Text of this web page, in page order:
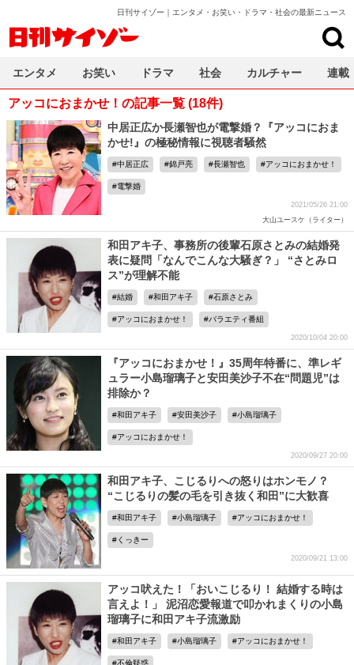
日刊サイゾー｜エンタメ・お笑い・ドラマ・社会の最新ニュース
アッコにおまかせ！の記事一覧 (18件)
中居正広か長瀬智也が電撃婚？『アッコにおま
かせ!』の極秘情報に視聴者騒然
中居正広 錦戸亮 長瀬智也 アッコにおまかせ！
電撃婚
2021/05/26 21:00
大山ユースケ（ライター）
和田アキ子、事務所の後輩石原さとみの結婚発
表に疑問「なんでこんな大騒ぎ？」 “さとみロ
ス”が理解不能
結婚 和田アキ子 石原さとみ
アッコにおまかせ！ バラエティ番組
2020/10/04 20:00
『アッコにおまかせ！』35周年特番に、準レギ
ュラー小島瑠璃子と安田美沙子不在“問題児”は
排除か？
和田アキ子 安田美沙子 小島瑠璃子
アッコにおまかせ！
2020/09/27 20:00
和田アキ子、こじるりへの怒りはホンモノ？
“こじるりの髪の毛を引き抜く和田”に大歓喜
和田アキ子 小島瑠璃子 アッコにおまかせ！
くっきー
2020/09/21 13:00
アッコ吠えた！「おいこじるり！ 結婚する時は
言えよ！」 泥沼恋愛報道で叩かれまくりの小島
瑠璃子に和田アキ子流激励
和田アキ子 小島瑠璃子 アッコにおまかせ！
不倫疑惑
エンタメ お笑い ドラマ 社会 カルチャー 連載